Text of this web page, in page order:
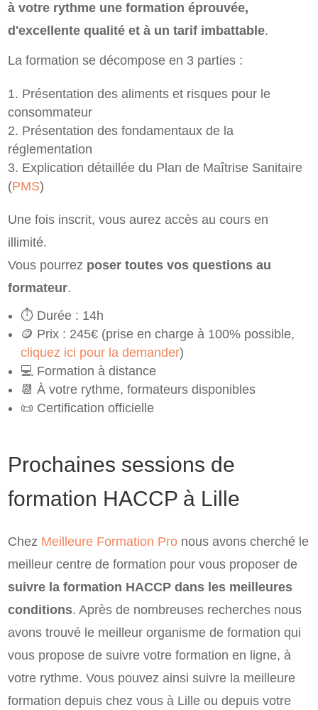
à votre rythme une formation éprouvée,
d'excellente qualité et à un tarif imbattable.
La formation se décompose en 3 parties :
Présentation des aliments et risques pour le
consommateur
Présentation des fondamentaux de la
réglementation
Explication détaillée du Plan de Maîtrise Sanitaire
(PMS)
Une fois inscrit, vous aurez accès au cours en
illimité.
Vous pourrez poser toutes vos questions au
formateur.
⏱️ Durée : 14h
🪙 Prix : 245€ (prise en charge à 100% possible,
cliquez ici pour la demander)
💻 Formation à distance
📆 À votre rythme, formateurs disponibles
📜 Certification officielle
Prochaines sessions de
formation HACCP à Lille
Chez Meilleure Formation Pro nous avons cherché le
meilleur centre de formation pour vous proposer de
suivre la formation HACCP dans les meilleures
conditions. Après de nombreuses recherches nous
avons trouvé le meilleur organisme de formation qui
vous propose de suivre votre formation en ligne, à
votre rythme. Vous pouvez ainsi suivre la meilleure
formation depuis chez vous à Lille ou depuis votre